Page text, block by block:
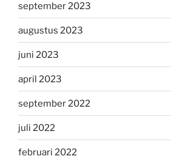
september 2023
augustus 2023
juni 2023
april 2023
september 2022
juli 2022
februari 2022